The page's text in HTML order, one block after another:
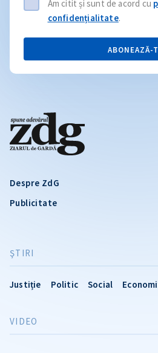
Despre ZdG
Publicitate
ŞTIRI
Justiție Politic Social
VIDEO
Am citit și sunt de acord cu
confidențialitate.
ABONEAZĂ-